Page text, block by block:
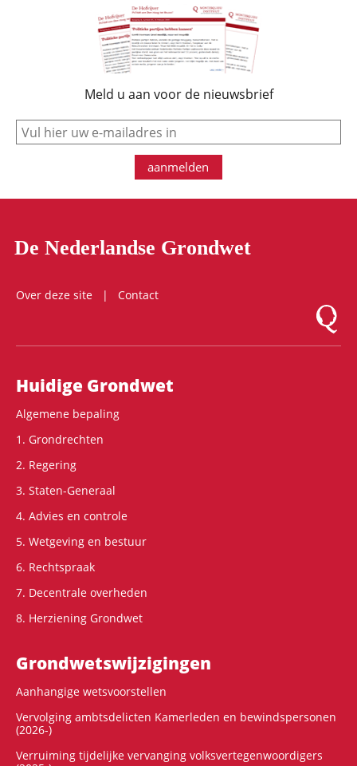
Meld u aan voor de nieuwsbrief
e-mail
aanmelden
De Nederlandse Grondwet
Over deze site
Contact
Logo
Hoofdnavigatie
Huidige Grondwet
Algemene bepaling
1. Grondrechten
2. Regering
3. Staten-Generaal
4. Advies en controle
5. Wetgeving en bestuur
6. Rechtspraak
7. Decentrale overheden
8. Herziening Grondwet
Grondwets­wijzigingen
Aanhangige wetsvoorstellen
Vervolging ambtsdelicten Kamerleden en bewindspersonen
(2026-)
Verruiming tijdelijke vervanging volksvertegenwoordigers